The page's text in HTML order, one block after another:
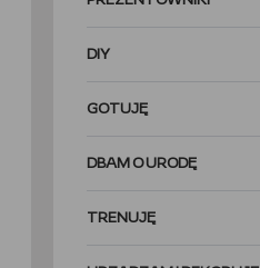
DIY
GOTUJĘ
DBAM O URODĘ
TRENUJĘ